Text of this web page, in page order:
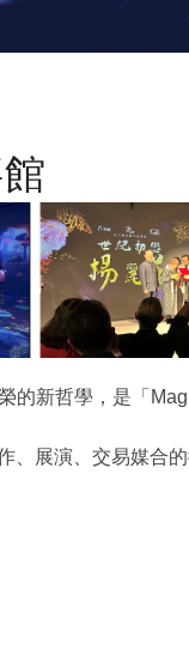
的新哲學，是「
、展演、交易媒合的